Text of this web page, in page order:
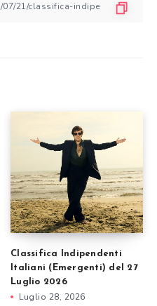
Classifica Indipendenti
Italiani (Emergenti) del 27
Luglio 2026
Luglio 28, 2026